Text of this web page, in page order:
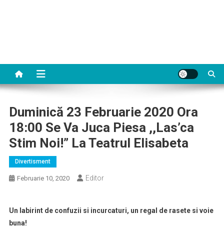
Duminică 23 Februarie 2020 Ora
18:00 Se Va Juca Piesa ,,Las’ca
Stim Noi!” La Teatrul Elisabeta
Divertisment
Februarie 10, 2020 Editor
Un labirint de confuzii si incurcaturi, un regal de rasete si voie
buna!